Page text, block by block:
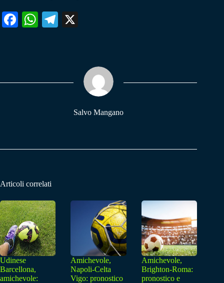
Fa W
pp
Te
m
Salvo Mangano
Articoli correlati
Udinese
Barcellona,
amichevole:
Amichevole,
Napoli-Celta
Vigo: pronostico
Amichevole,
Brighton-Roma:
pronostico e